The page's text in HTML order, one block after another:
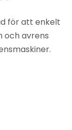
för att enkelt
och avrens